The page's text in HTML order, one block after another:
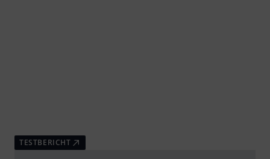
TESTBERICHT